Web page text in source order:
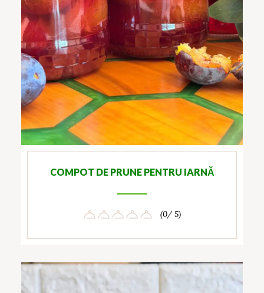
COMPOT DE PRUNE PENTRU IARNĂ
(0/ 5)